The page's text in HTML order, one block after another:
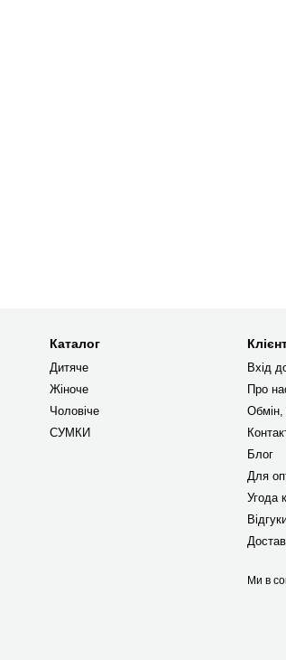
Каталог
Дитяче
Жіноче
Чоловіче
СУМКИ
Вхід
Про
Обмін,
Блог
Для
Угода
Ми в